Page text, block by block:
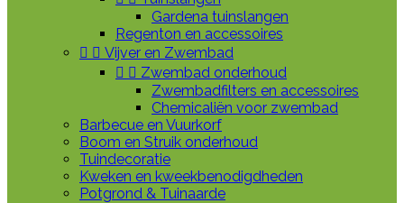
Gardena tuinslangen
Regenton en accessoires
  Vijver en Zwembad
  Zwembad onderhoud
Zwembadfilters en accessoires
Chemicaliën voor zwembad
Barbecue en Vuurkorf
Boom en Struik onderhoud
Tuindecoratie
Kweken en kweekbenodigdheden
Potgrond & Tuinaarde